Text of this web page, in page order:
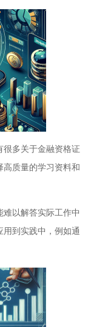
很多关于金融资格证
质量的学习资料和
以解答实际工作中
到实践中，例如通